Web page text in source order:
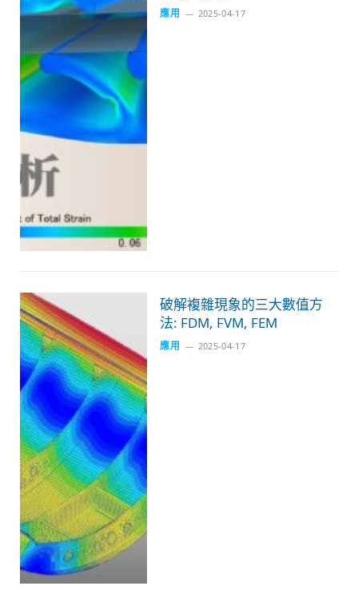
應用 2025-04-17
破解複雜現象的三大數值方
法: FDM, FVM, FEM
應用 2025-04-17